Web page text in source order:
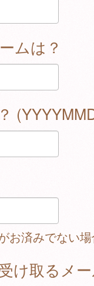
ムは？
お済みでない
け取るメ